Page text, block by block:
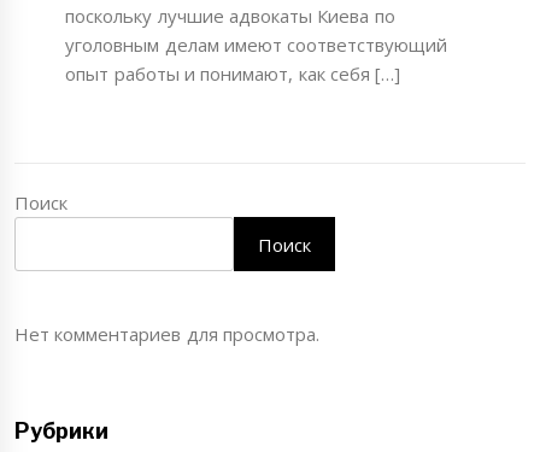
поскольку лучшие адвокаты Киева по
уголовным делам имеют соответствующий
опыт работы и понимают, как себя […]
Поиск
Поиск
Нет комментариев для просмотра.
Рубрики